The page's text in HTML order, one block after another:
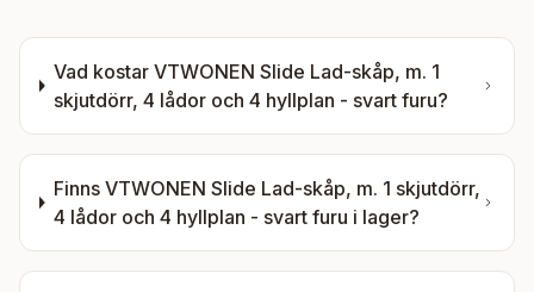
Vad kostarVTWONEN Slide Lad-skåp, m. 1
skjutdörr, 4 lådor och 4 hyllplan - svart furu?
FinnsVTWONEN Slide Lad-skåp, m. 1 skjutdörr,
4 lådor och 4 hyllplan - svart furu i lager?